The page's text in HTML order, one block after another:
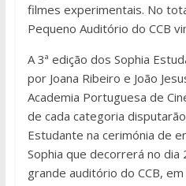
filmes experimentais. No
Pequeno Auditório do CCB
A 3ª edição dos Sophia
por Joana Ribeiro e João
Academia Portuguesa de
de cada categoria
Estudante na cerimónia de
Sophia que decorrerá no
grande auditório do CCB, em